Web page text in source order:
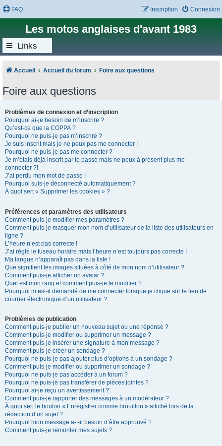
FAQ Connexion
Inscription
Les motos anglaises d'avant 1983
Links
Accueil Accueil du forum Foire aux questions
Foire aux questions
Problèmes de connexion et d’inscription
Pourquoi ai-je besoin de m’inscrire ?
Qu’est-ce que la COPPA ?
Pourquoi ne puis-je pas m’inscrire ?
Je suis inscrit mais je ne peux pas me connecter !
Pourquoi ne puis-je pas me connecter ?
Je m’étais déjà inscrit par le passé mais ne peux à présent plus me
connecter ?!
J’ai perdu mon mot de passe !
Pourquoi suis-je déconnecté automatiquement ?
À quoi sert « Supprimer les cookies » ?
Préférences et paramètres des utilisateurs
Comment puis-je modifier mes paramètres ?
Comment puis-je masquer mon nom d’utilisateur de la liste des utilisateurs en
ligne ?
L’heure n’est pas correcte !
J’ai réglé le fuseau horaire mais l’heure n’est toujours pas correcte !
Ma langue n’apparaît pas dans la liste !
Que signifient les images situées à côté de mon nom d’utilisateur ?
Comment puis-je afficher un avatar ?
Quel est mon rang et comment puis-je le modifier ?
Pourquoi m’est-il demandé de me connecter lorsque je clique sur le lien de
courrier électronique d’un utilisateur ?
Problèmes de publication
Comment puis-je publier un nouveau sujet ou une réponse ?
Comment puis-je modifier ou supprimer un message ?
Comment puis-je insérer une signature à mon message ?
Comment puis-je créer un sondage ?
Pourquoi ne puis-je pas ajouter plus d’options à un sondage ?
Comment puis-je modifier ou supprimer un sondage ?
Pourquoi ne puis-je pas accéder à un forum ?
Pourquoi ne puis-je pas transférer de pièces jointes ?
Pourquoi ai-je reçu un avertissement ?
Comment puis-je rapporter des messages à un modérateur ?
À quoi sert le bouton « Enregistrer comme brouillon » affiché lors de la
rédaction d’un sujet ?
Pourquoi mon message a-t-il besoin d’être approuvé ?
Comment puis-je remonter mes sujets ?